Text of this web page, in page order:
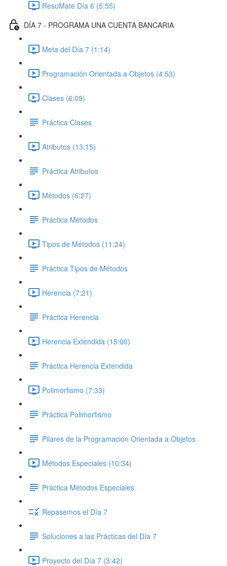
ResuMate Día 6 (5:55)
DÍA 7 - PROGRAMA UNA CUENTA BANCARIA
Meta del Día 7 (1:14)
Programación Orientada a Objetos (4:53)
Clases (6:09)
Práctica Clases
Atributos (13:15)
Práctica Atributos
Métodos (6:27)
Práctica Métodos
Tipos de Métodos (11:24)
Práctica Tipos de Métodos
Herencia (7:21)
Práctica Herencia
Herencia Extendida (15:00)
Práctica Herencia Extendida
Polimorfismo (7:33)
Práctica Polimorfismo
Pilares de la Programación Orientada a Objetos
Métodos Especiales (10:34)
Práctica Métodos Especiales
Repasemos el Día 7
Soluciones a las Prácticas del Día 7
Proyecto del Día 7 (3:42)